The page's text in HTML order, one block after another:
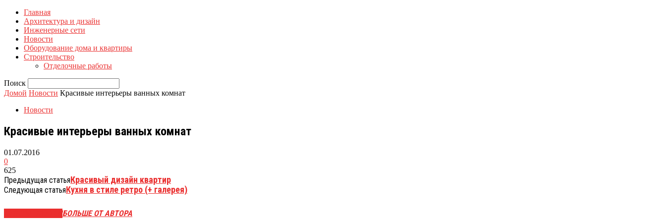
Главная
Архитектура и дизайн
Инженерные сети
Новости
Оборудование дома и квартиры
Строительство
Отделочные работы
Поиск
Домой Новости Красивые интерьеры ванных комнат
Новости
Красивые интерьеры ванных комнат
01.07.2016
0
625
Предыдущая статьяКрасивый дизайн квартир
Следующая статьяКухня в стиле ретро (+ галерея)
БОЛЬШЕ ОТ АВТОРА